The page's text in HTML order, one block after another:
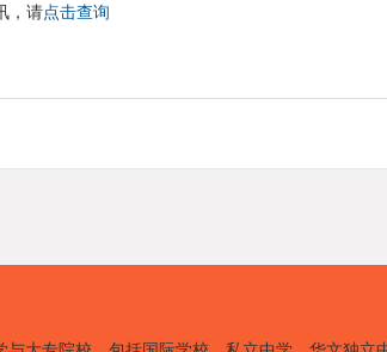
，请点击查询